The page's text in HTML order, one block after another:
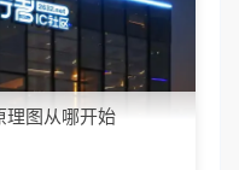
理图从哪开始